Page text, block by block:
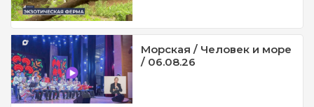
Морская / Человек и море
/ 06.08.26